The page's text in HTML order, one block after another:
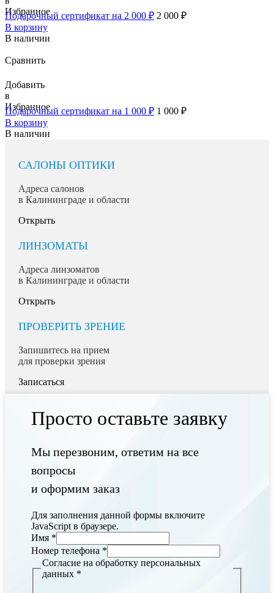
Избранное
Подарочный сертификат на 2 000 ₽ 2 000 ₽
В корзину
В наличии
Сравнить
Добавить
в
Избранное
Подарочный сертификат на 1 000 ₽ 1 000 ₽
В корзину
В наличии
САЛОНЫ ОПТИКИ
Адреса салонов
в Калининграде и области
Открыть
ЛИНЗОМАТЫ
Адреса линзоматов
в Калининграде и области
Открыть
ПРОВЕРИТЬ ЗРЕНИЕ
Запишитесь на прием
для проверки зрения
Записаться
Просто оставьте заявку
Мы перезвоним, ответим на все
вопросы
и оформим заказ
Для заполнения данной формы включите
JavaScript в браузере.
Имя *
Номер телефона *
Согласие на обработку персональных
данных *